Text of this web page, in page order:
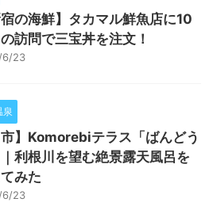
宿の海鮮】タカマル鮮魚店に10
訪問で三宝丼を注文！
6/23
泉
市】Komorebiテラス「ばんどう
利根川を望む絶景露天風呂を
みた
6/23